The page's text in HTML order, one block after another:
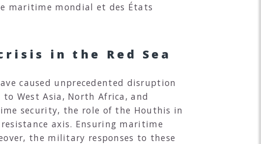
maritime mondial et des États
in the Red Sea
caused unprecedented disruption
West Asia, North Africa, and
security, the role of the Houthis in
axis. Ensuring maritime
the military responses to these